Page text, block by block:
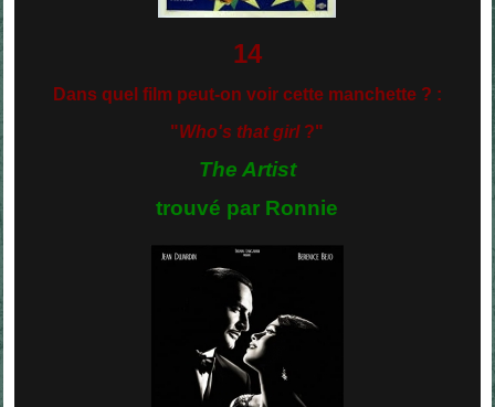
14
Dans quel film peut-on voir cette manchette ? :
"Who's that girl?"
The Artist
trouvé par Ronnie